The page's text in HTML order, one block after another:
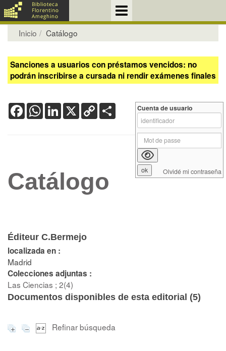
Inicio Catálogo
Sanciones a usuarios con préstamos vencidos: no
podrán inscribirse a cursada ni rendir exámenes finales
FacebookWhatsApp
LinkedIn
X Copy
Link
Catálogo
Éditeur C.Bermejo
localizada en :
Madrid
Colecciones adjuntas :
Las Ciencias ; 2(4)
Documentos disponibles de esta editorial (5)
Refinar búsqueda
Cuenta de usuario
Olvidé mi contraseña